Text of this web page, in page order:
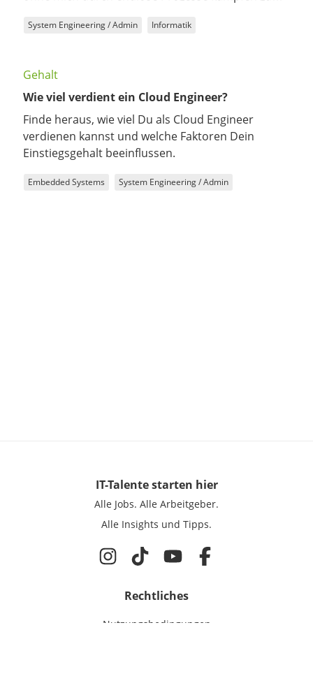
System Engineering / Admin Informatik
Gehalt
Wie viel verdient ein Cloud Engineer?
Finde heraus, wie viel Du als Cloud Engineer
verdienen kannst und welche Faktoren Dein
Einstiegsgehalt beeinflussen.
Embedded Systems System Engineering / Admin
IT-Talentestarten hier
Alle Jobs. Alle Arbeitgeber.
Alle Insights und Tipps.
Rechtliches
Nutzungsbedingungen